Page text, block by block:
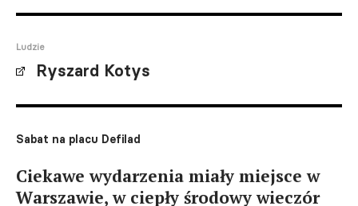
Ludzie
Ryszard Kotys
Sabat na placu Defilad
Ciekawe wydarzenia miały miejsce w
Warszawie, w ciepły środowy wieczór